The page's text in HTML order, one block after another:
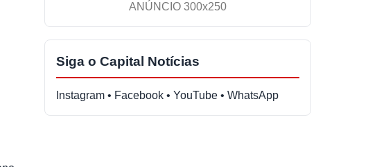
ANÚNCIO 300x250
Siga o Capital Notícias
Instagram • Facebook • YouTube • WhatsApp